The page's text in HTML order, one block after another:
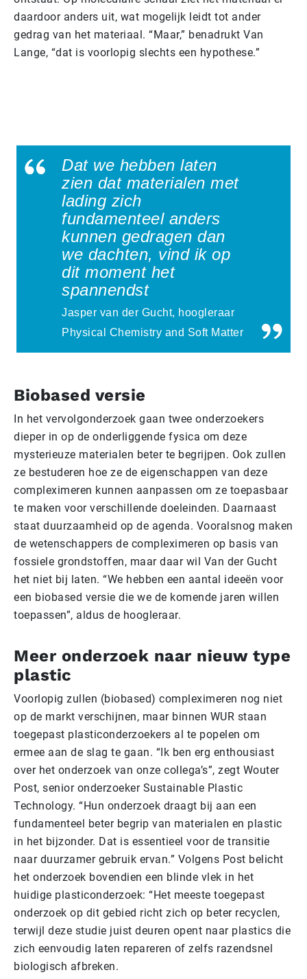
daardoor anders uit, wat mogelijk leidt tot ander
gedrag van het materiaal. “Maar,” benadrukt Van
Lange, “dat is voorlopig slechts een hypothese.”
Dat we hebben laten
zien dat materialen met
lading zich
fundamenteel anders
kunnen gedragen dan
we dachten, vind ik op
dit moment het
spannendst
Jasper van der Gucht, hoogleraar
Physical Chemistry and Soft Matter
Biobased versie
In het vervolgonderzoek gaan twee onderzoekers
dieper in op de onderliggende fysica om deze
mysterieuze materialen beter te begrijpen. Ook zullen
ze bestuderen hoe ze de eigenschappen van deze
compleximeren kunnen aanpassen om ze toepasbaar
te maken voor verschillende doeleinden. Daarnaast
staat duurzaamheid op de agenda. Vooralsnog maken
de wetenschappers de compleximeren op basis van
fossiele grondstoffen, maar daar wil Van der Gucht
het niet bij laten. “We hebben een aantal ideeën voor
een biobased versie die we de komende jaren willen
toepassen”, aldus de hoogleraar.
Meer onderzoek naar nieuw type
plastic
Voorlopig zullen (biobased) compleximeren nog niet
op de markt verschijnen, maar binnen WUR staan
toegepast plasticonderzoekers al te popelen om
ermee aan de slag te gaan. “Ik ben erg enthousiast
over het onderzoek van onze collega’s”, zegt Wouter
Post, senior onderzoeker Sustainable Plastic
Technology. “Hun onderzoek draagt bij aan een
fundamenteel beter begrip van materialen en plastic
in het bijzonder. Dat is essentieel voor de transitie
naar duurzamer gebruik ervan.” Volgens Post belicht
het onderzoek bovendien een blinde vlek in het
huidige plasticonderzoek: “Het meeste toegepast
onderzoek op dit gebied richt zich op beter recyclen,
terwijl deze studie juist deuren opent naar plastics die
zich eenvoudig laten repareren of zelfs razendsnel
biologisch afbreken.